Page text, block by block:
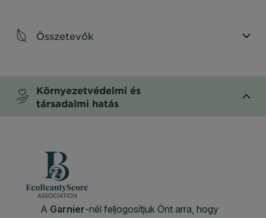
Összetevők
Környezetvédelmi és
társadalmi hatás